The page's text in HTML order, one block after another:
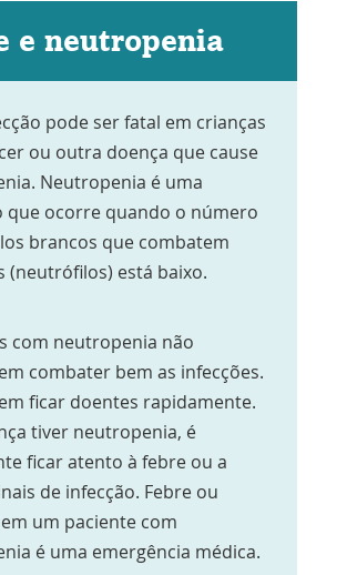
e neutropenia
pode ser fatal em crianças
ou outra doença que cause
Neutropenia é uma
que ocorre quando o número
brancos que combatem
(neutrófilos) está baixo.
com neutropenia não
combater bem as infecções.
ficar doentes rapidamente.
tiver neutropenia, é
ficar atento à febre ou a
de infecção. Febre ou
um paciente com
é uma emergência médica.